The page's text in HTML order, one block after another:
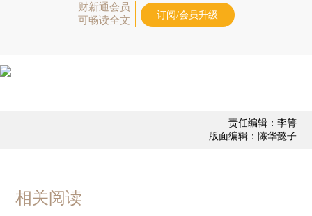
财新通会员
可畅读全文
订阅/会员升级
责任编辑：李箐
版面编辑：陈华懿子
相关阅读